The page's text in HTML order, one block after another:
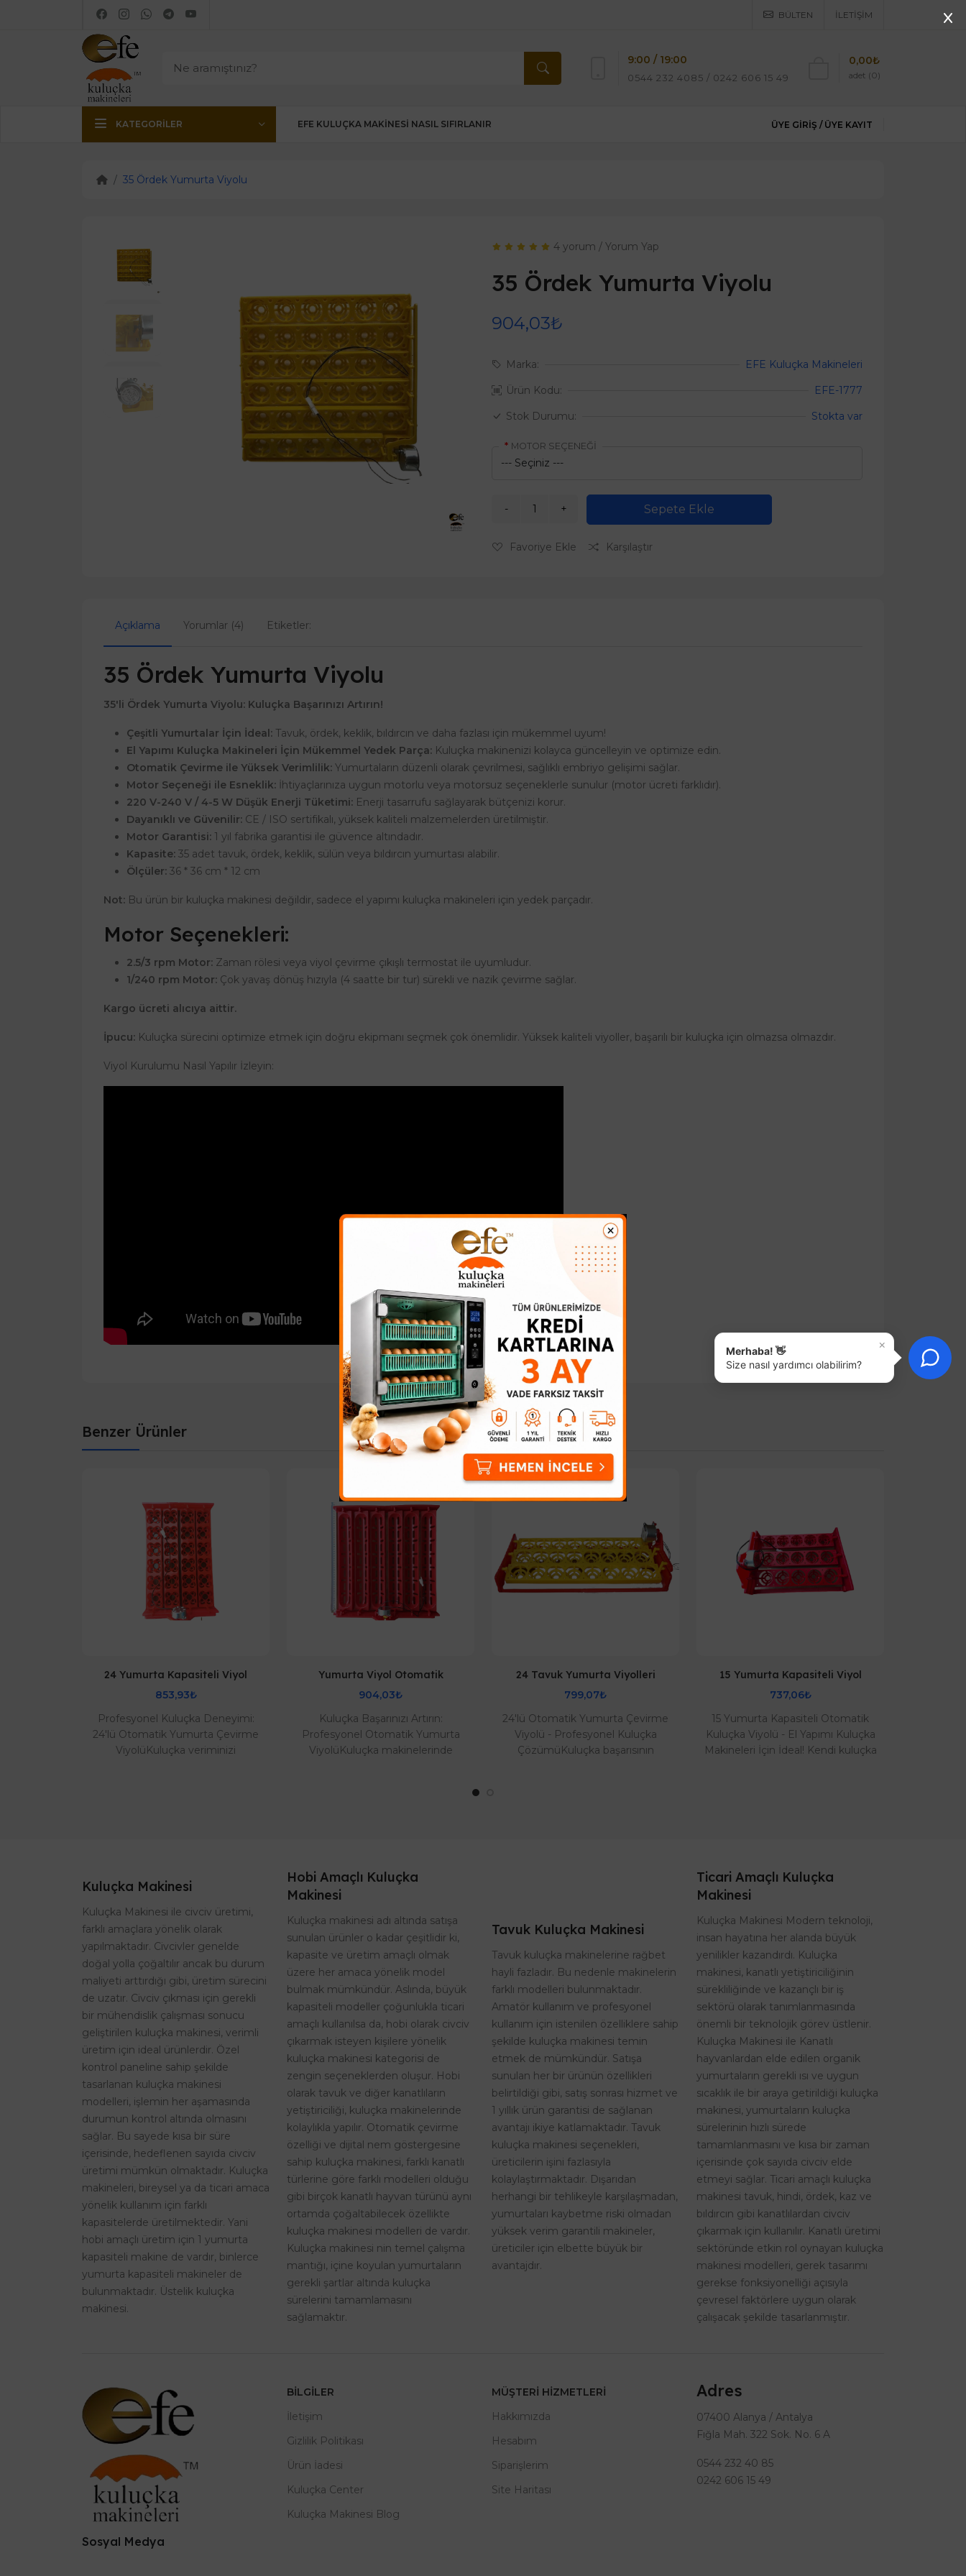
BÜLTEN İLETIŞIM
9:00 / 19:00
0544 232 4085 / 0242 606 15 49 adet (0)
0,00₺
KATEGORILER EFE KULUÇKA MAKINESI NASIL SIFIRLANIR ÜYE GIRIŞ / ÜYE KAYIT
35 Ördek Yumurta Viyolu
4 yorum / Yorum Yap
35 Ördek Yumurta Viyolu
904,03₺
Marka:
EFE Kuluçka Makineleri
Ürün Kodu:
EFE-1777
Stok Durumu:
Stokta var
MOTOR SEÇENEĞİ
Sepete Ekle
Favoriye Ekle Karşılaştır
Açıklama Yorumlar (4) Etiketler:
35 Ördek Yumurta Viyolu
35'li Ördek Yumurta Viyolu: Kuluçka Başarınızı Artırın!
Çeşitli Yumurtalar İçin İdeal: Tavuk, ördek, keklik, bıldırcın ve daha fazlası için mükemmel uyum!
El Yapımı Kuluçka Makineleri İçin Mükemmel Yedek Parça: Kuluçka makinenizi kolayca güncelleyin ve optimize edin.
Otomatik Çevirme ile Yüksek Verimlilik: Yumurtaların düzenli olarak çevrilmesi, sağlıklı embriyo gelişimi sağlar.
Motor Seçeneği ile Esneklik: İhtiyaçlarınıza uygun motorlu veya motorsuz seçeneklerle sunulur (motor ücreti farklıdır).
220 V-240 V / 4-5 W Düşük Enerji Tüketimi: Enerji tasarrufu sağlayarak bütçenizi korur.
Dayanıklı ve Güvenilir: CE / ISO sertifikalı, yüksek kaliteli malzemelerden üretilmiştir.
Motor Garantisi: 1 yıl fabrika garantisi ile güvence altındadır.
Kapasite: 35 adet tavuk, ördek, keklik, sülün veya bıldırcın yumurtası alabilir.
Ölçüler: 36 * 36 cm * 12 cm
Not: Bu ürün bir kuluçka makinesi değildir, sadece el yapımı kuluçka makineleri için yedek parçadır.
Motor Seçenekleri:
2.5/3 rpm Motor: Zaman rölesi veya viyol çevirme çıkışlı termostat ile uyumludur.
1/240 rpm Motor: Çok yavaş dönüş hızıyla (4 saatte bir tur) sürekli ve nazik çevirme sağlar.
Kargo ücreti alıcıya aittir.
İpucu: Kuluçka sürecini optimize etmek için doğru ekipmanı seçmek çok önemlidir. Yüksek kaliteli viyoller, başarılı bir kuluçka için olmazsa olmazdır.
Viyol Kurulumu Nasıl Yapılır İzleyin:
Benzer Ürünler
24 Yumurta Kapasiteli Viyol
853,93₺
Profesyonel Kuluçka Deneyimi:
24'lü Otomatik Yumurta Çevirme
ViyolüKuluçka veriminizi
Yumurta Viyol Otomatik
904,03₺
Kuluçka Başarınızı Artırın:
Profesyonel Otomatik Yumurta
ViyolüKuluçka makinelerinde
24 Tavuk Yumurta Viyolleri
799,07₺
24'lü Otomatik Yumurta Çevirme
Viyolü - Profesyonel Kuluçka
ÇözümüKuluçka başarısının
15 Yumurta Kapasiteli Viyol
737,06₺
15 Yumurta Kapasiteli Otomatik
Kuluçka Viyolü - El Yapımı Kuluçka
Makineleri İçin İdeal! Kendi kuluçka
Kuluçka Makinesi
Kuluçka Makinesi ile civciv üretimi,
farklı amaçlara yönelik olarak
yapılmaktadır. Civcivler genelde
doğal yolla çoğaltılır ancak bu durum
maliyeti arttırdığı gibi, üretim sürecini
de uzatır. Civciv çıkması için gerekli
bir mühendislik çalışması sonucu
geliştirilen kuluçka makinesi, verimli
üretim için ideal ürünlerdir. Özel
kontrol paneline sahip şekilde
tasarlanan kuluçka makinesi
modelleri, işlemin her aşamasında
durumun kontrol altında olmasını
sağlar. Bu sayede kısa bir süre
içerisinde, hedeflenen sayıda civciv
üretimi mümkün olmaktadır. Kuluçka
makineleri, bireysel ya da ticari amaca
yönelik kullanım için farklı
kapasitelerde üretilmektedir. Yani
hobi amaçlı üretim için 1 yumurta
kapasiteli makine de vardır, binlerce
yumurta kapasiteli makineler de
bulunmaktadır. Üstelik kuluçka
makinesi.
Hobi Amaçlı Kuluçka
Makinesi
Kuluçka makinesi adı altında satışa
sunulan ürünler o kadar çeşitlidir ki,
kapasite ve üretim amaçlı olmak
üzere her amaca yönelik model
bulmak mümkündür. Aslında, büyük
kapasiteli modeller çoğunlukla ticari
amaçlı kullanılsa da, hobi olarak civciv
çıkarmak isteyen kişilere yönelik
kuluçka makinesi kategorisi de
zengin seçeneklerden oluşur. Hobi
olarak tavuk ve diğer kanatlıların
yetiştiriciliği, kuluçka makinelerinde
kolaylıkla yapılır. Otomatik çevirme
özelliği ve dijital nem göstergesine
sahip kuluçka makinesi, farklı kanatlı
türlerine göre farklı modelleri olduğu
gibi birçok kanatlı hayvan türünü aynı
ortamda çoğaltabilecek özellikte
kuluçka makinesi modelleri de vardır.
Kuluçka makinesi nin temel çalışma
mantığı, içine koyulan yumurtaların
gerekli şartlar altında kuluçka
sürelerini tamamlamasını
sağlamaktır.
Tavuk Kuluçka Makinesi
Tavuk kuluçka makinelerine rağbet
hayli fazladır. Bu nedenle makinelerin
farklı modelleri bulunmaktadır.
Amatör kullanım ve profesyonel
kullanım için istenilen özelliklere sahip
şekilde kuluçka makinesi temin
etmek de mümkündür. Satışa
sunulan her bir ürünün özellikleri
belirtildiği gibi, satış sonrası hizmet ve
1 yıllık ürün garantisi de sağlanan
avantajı ikiye katlamaktadır. Tavuk
kuluçka makinesi seçenekleri,
üreticilerin işini fazlasıyla
kolaylaştırmaktadır. Dışarıdan
herhangi bir tehlikeyle karşılaşmadan,
yumurtaları kaybetme riski olmadan
yüksek verim garantili makineler,
üreticiler için elbette büyük bir
avantajdır.
Ticari Amaçlı Kuluçka
Makinesi
Kuluçka Makinesi Modern teknoloji,
insan hayatına her alanda büyük
yenilikler kazandırdı. Kuluçka
makinesi, kanatlı yetiştiriciliğinin
sürekliliğinde ve kazançlı bir iş
sektörü olarak tanımlanmasında
önemli bir teknolojik görev üstlenir.
Kuluçka Makinesi ile Kanatlı
hayvanlardan elde edilen organik
yumurtaların gerekli ısı ve uygun
sıcaklık ile bir araya getirildiği kuluçka
makinesi, yumurtaların kuluçka
sürelerinin hızlı sürede
tamamlanmasını ve kısa bir zaman
içerisinde çok sayıda civciv elde
etmeyi sağlar. Ticari amaçlı kuluçka
makinesi tavuk, hindi, ördek, kaz ve
bıldırcın gibi kanatlılardan civciv
çıkarmak için kullanılır. Kanatlı üretimi
sektöründe etkin rol oynayan kuluçka
makinesi modelleri, gerek tasarımı
gerekse fonksiyonelliği açısıyla
çevresel faktörlere uygun olarak
çalışacak şekilde tasarlanmıştır.
Sosyal Medya
BILGILER
İletişim
Gizlilik Politikası
Ürün İadesi
Kuluçka Center
Kuluçka Makinesi Blog
MÜŞTERI HIZMETLERI
Hakkımızda
Hesabım
Siparişlerim
Site Haritası
Adres
07400 Alanya / Antalya
Fığla Mah. 322 Sok. No. 6 A
0544 232 40 85
0242 606 15 49
×
Merhaba! 👋
Size nasıl yardımcı olabilirim?